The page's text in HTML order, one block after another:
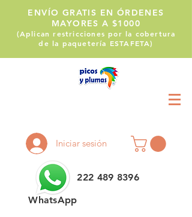
ENVÍO GRATIS EN ÓRDENES
MAYORES A $1000
(Aplican restricciones por la cobertura
de la paquetería ESTAFETA)
Iniciar sesión
222 489 8396
WhatsApp